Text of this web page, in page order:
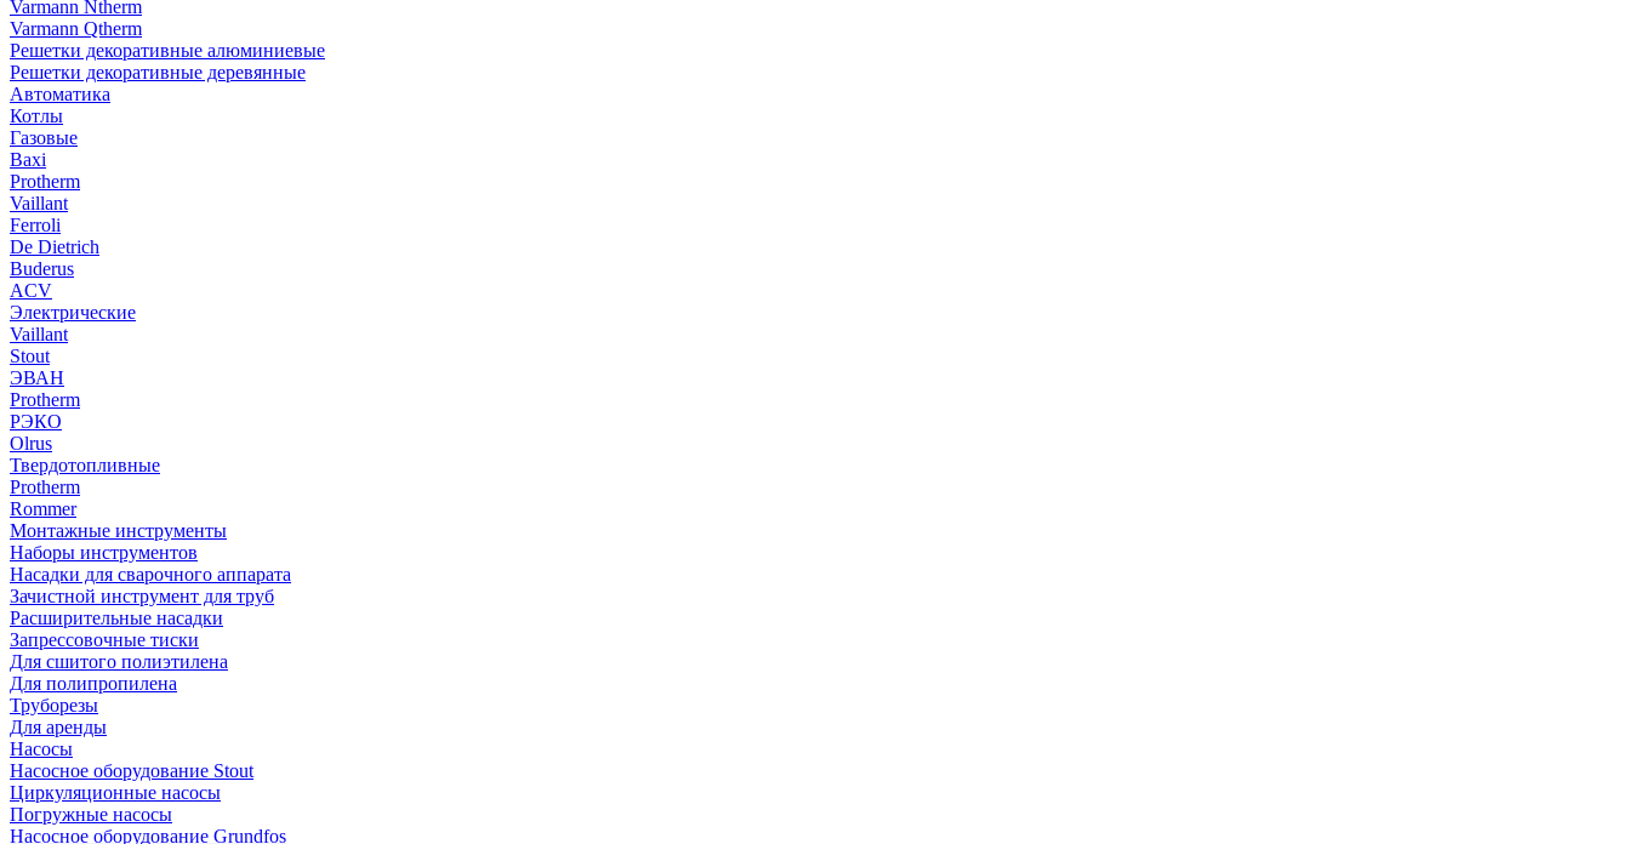
Varmann Ntherm
Varmann Qtherm
Решетки декоративные алюминиевые
Решетки декоративные деревянные
Автоматика
Котлы
Газовые
Baxi
Protherm
Vaillant
Ferroli
De Dietrich
Buderus
ACV
Электрические
Vaillant
Stout
ЭВАН
Protherm
РЭКО
Olrus
Твердотопливные
Protherm
Rommer
Монтажные инструменты
Наборы инструментов
Насадки для сварочного аппарата
Зачистной инструмент для труб
Расширительные насадки
Запрессовочные тиски
Для сшитого полиэтилена
Для полипропилена
Труборезы
Для аренды
Насосы
Насосное оборудование Stout
Циркуляционные насосы
Погружные насосы
Насосное оборудование Grundfos